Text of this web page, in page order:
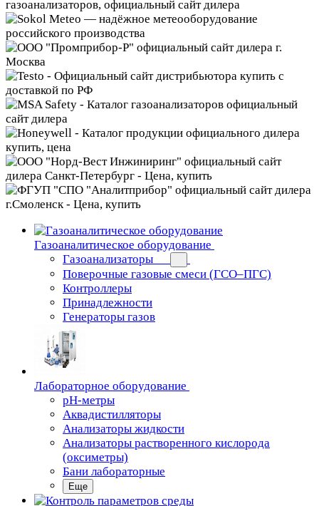
Газоаналитическое оборудование
Газоанализаторы
Поверочные газовые смеси (ГСО–ПГС)
Контроллеры
Принадлежности
Генераторы газов
Лабораторное оборудование
pH-метры
Аквадистилляторы
Анализаторы жидкости
Анализаторы растворенного кислорода
(оксиметры)
Бани лабораторные
Еще